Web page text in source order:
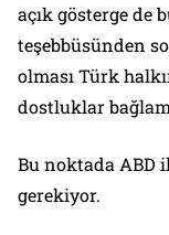
açık gösterge de
teşebbüsünden
olması Türk
dostluklar
Bu noktada ABD
gerekiyor.